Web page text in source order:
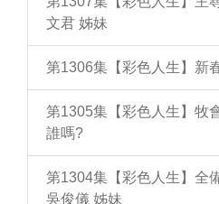
文君 姊妹
第1306集【彩色人生】新
第1305集【彩色人生】牧
誰嗎?
第1304集【彩色人生】全
吳俊儀 姊妹